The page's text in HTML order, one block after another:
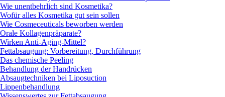
Wie unentbehrlich sind Kosmetika?
Wofür alles Kosmetika gut sein sollen
Wie Cosmeceuticals beworben werden
Orale Kollagenpräparate?
Wirken Anti-Aging-Mittel?
Fettabsaugung: Vorbereitung, Durchführung
Das chemische Peeling
Behandlung der Handrücken
Absaugtechniken bei Liposuction
Lippenbehandlung